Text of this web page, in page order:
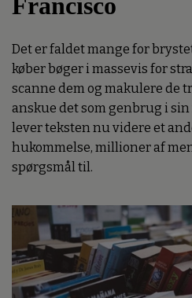
Det er faldet mange for
køber bøger i massevis for
scanne dem og makulere de
anskue det som genbrug i
lever teksten nu videre et
hukommelse, millioner af
spørgsmål til.